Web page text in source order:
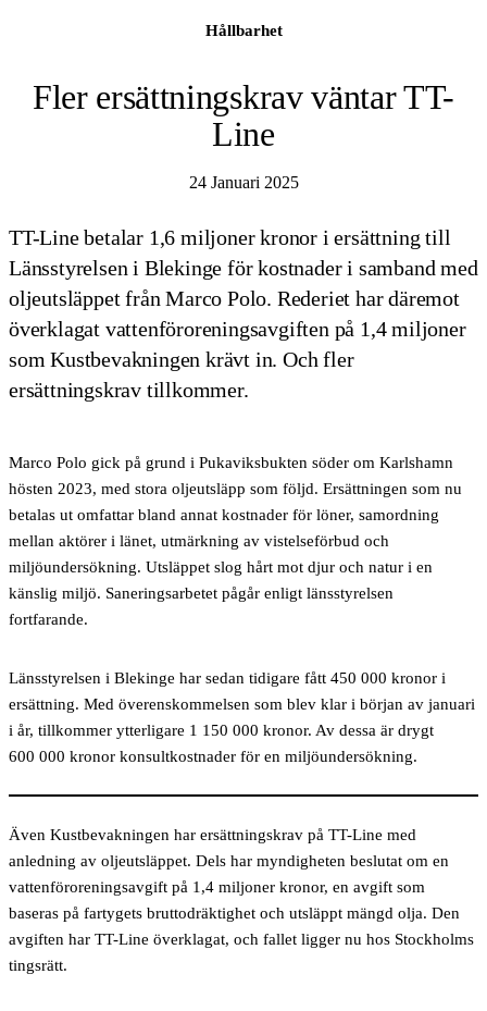
Hållbarhet
Fler ersättningskrav väntar TT-
Line
24 Januari 2025
TT-Line betalar 1,6 miljoner kronor i ersättning till
Länsstyrelsen i Blekinge för kostnader i samband med
oljeutsläppet från Marco Polo. Rederiet har däremot
överklagat vattenföroreningsavgiften på 1,4 miljoner
som Kustbevakningen krävt in. Och fler
ersättningskrav tillkommer.
Marco Polo gick på grund i Pukaviksbukten söder om Karlshamn
hösten 2023, med stora oljeutsläpp som följd. Ersättningen som nu
betalas ut omfattar bland annat kostnader för löner, samordning
mellan aktörer i länet, utmärkning av vistelseförbud och
miljöundersökning. Utsläppet slog hårt mot djur och natur i en
känslig miljö. Saneringsarbetet pågår enligt länsstyrelsen
fortfarande.
Länsstyrelsen i Blekinge har sedan tidigare fått 450 000 kronor i
ersättning. Med överenskommelsen som blev klar i början av januari
i år, tillkommer ytterligare 1 150 000 kronor. Av dessa är drygt
600 000 kronor konsultkostnader för en miljöundersökning.
Även Kustbevakningen har ersättningskrav på TT-Line med
anledning av oljeutsläppet. Dels har myndigheten beslutat om en
vattenföroreningsavgift på 1,4 miljoner kronor, en avgift som
baseras på fartygets bruttodräktighet och utsläppt mängd olja. Den
avgiften har TT-Line överklagat, och fallet ligger nu hos Stockholms
tingsrätt.